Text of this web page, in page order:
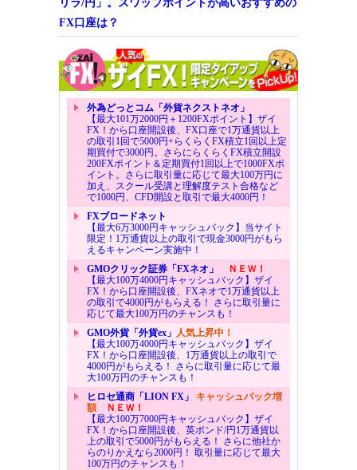
リラ/円」。スワップポイントが高いおすすめの
FX口座は？
外為どっとコム「外貨ネクストネオ」
【最大101万2000円＋1200FXポイント】ザイ
FX！から口座開設後、FX口座で1万通貨以上
の取引1回で5000円+らくらくFX積立1回以上定
期買付で3000円。さらにらくらくFX積立開設
200FXポイント＆定期買付1回以上で1000FXポ
イント。さらに取引量に応じて最大100万円に
加え、スクール受講と理解度テスト合格など
で1000円、CFD開設と取引で最大4000円！
FXブロードネット
【最大6万3000円キャッシュバック】当サイト
限定！1万通貨以上の取引で現金3000円がもら
えるキャンペーン実施中！
GMOクリック証券「FXネオ」
ＮＥＷ！
【最大100万4000円キャッシュバック】ザイ
FX！から口座開設後、FXネオで1万通貨以上
の取引で4000円がもらえる！ さらに取引量に
応じて最大100万円のチャンスも！
GMO外貨「外貨ex」 人気上昇中！
【最大100万4000円キャッシュバック】ザイ
FX！から口座開設後、1万通貨以上の取引で
4000円がもらえる！ さらに取引量に応じて最
大100万円のチャンスも！
ヒロセ通商「LION FX」 キャッシュバック増
額ＮＥＷ！
【最大100万7000円キャッシュバック】ザイ
FX！から口座開設後、英ポンド/円1万通貨以
上の取引で5000円がもらえる！ さらに他社か
らのりかえなら2000円！ 取引量に応じて最大
100万円のチャンスも！